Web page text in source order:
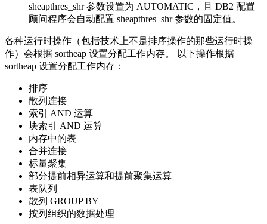
sheapthres_shr参数设置为 AUTOMATIC ，且 DB2 配置
顾问程序会自动配置 sheapthres_shr参数的固定值。
各种运行时操作（包括技术上不是排序操作的那些运行时操
作）会根据 sortheap 设置分配工作内存。 以下操作根据
sortheap 设置分配工作内存：
排序
散列连接
索引 AND 运算
块索引 AND 运算
内存中的表
合并连接
标量聚集
部分提前相异运算和提前聚集运算
表队列
散列 GROUP BY
按列组织的数据处理